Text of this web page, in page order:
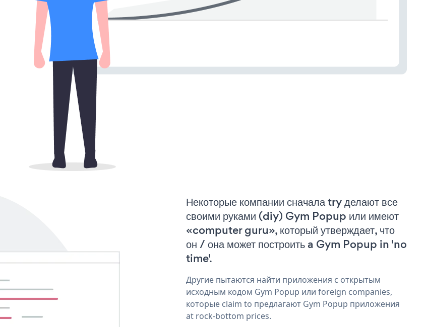
Некоторые компании сначала try делают все
своими руками (diy) Gym Popup или имеют
«computer guru», который утверждает, что
он / она может построить a Gym Popup in 'no
time'.
Другие пытаются найти приложения с открытым
исходным кодом Gym Popup или foreign companies,
которые claim to предлагают Gym Popup приложения
at rock-bottom prices.